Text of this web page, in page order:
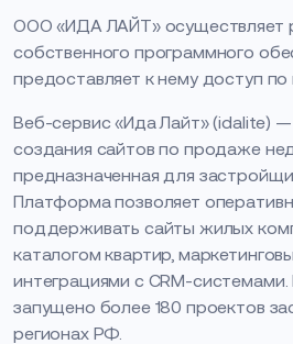
ООО «ИДА ЛАЙТ» осуществляет
собственного программного
предоставляет к нему доступ по
Веб-сервис «Ида Лайт» (idalite)
создания сайтов по продаже
предназначенная для
Платформа позволяет
поддерживать сайты жилых
каталогом квартир,
интеграциями с CRM-
запущено более 180 проектов
регионах РФ.